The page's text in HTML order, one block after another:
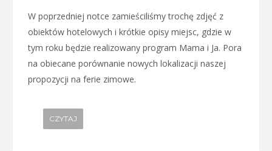
W poprzedniej notce zamieściliśmy trochę zdjęć z
obiektów hotelowych i krótkie opisy miejsc, gdzie w
tym roku będzie realizowany program Mama i Ja. Pora
na obiecane porównanie nowych lokalizacji naszej
propozycji na ferie zimowe.
CZYTAJ